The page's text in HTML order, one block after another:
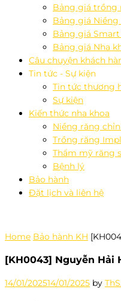
Bảng giá trồng
Bảng giá
Bảng giá Smart
Bảng giá Nha
Câu chuyện khách
Tin tức - Sự kiện
Tin tức thương
Sự kiện
Kiến thức nha khoa
Niềng răng
Trồng răng
Thẩm mỹ răng
Bệnh lý
Bảo hành
Đặt lịch và liên hệ
Home Bảo hành KH
[KH0043] Nguyễn Hải
14/01/202514/01/2025 by